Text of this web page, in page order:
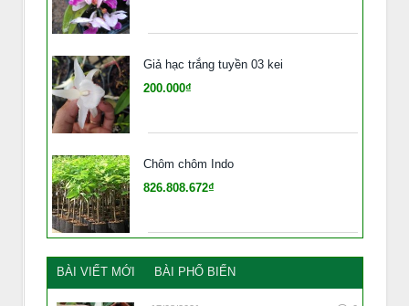
Giả hạc trắng tuyền 03 kei
200.000₫
Chôm chôm Indo
826.808.672₫
BÀI VIẾT MỚI BÀI PHỔ BIẾN